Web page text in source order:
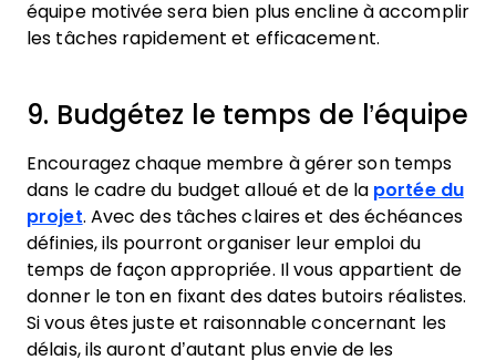
équipe motivée sera bien plus encline à accomplir
les tâches rapidement et efficacement.
9. Budgétez le temps de l’équipe
Encouragez chaque membre à gérer son temps
dans le cadre du budget alloué et de la portée du
projet. Avec des tâches claires et des échéances
définies, ils pourront organiser leur emploi du
temps de façon appropriée. Il vous appartient de
donner le ton en fixant des dates butoirs réalistes.
Si vous êtes juste et raisonnable concernant les
délais, ils auront d’autant plus envie de les